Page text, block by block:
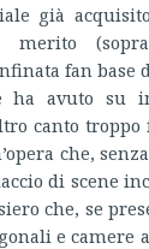
già
merito
fan base
ha avuto su
canto
che,
di scene
che, se
e camere